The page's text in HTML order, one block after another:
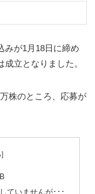
みが1月18日に締め
立となりました。
株のところ、応募が
ていませんが･･･